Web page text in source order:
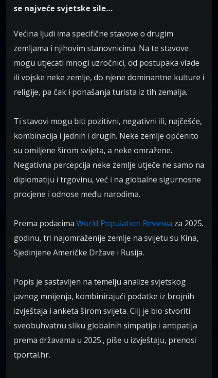
se najveće svjetske sile…
Većina ljudi ima specifične stavove o drugim
zemljama i njihovim stanovnicima. Na te stavove
mogu utjecati mnogi uzročnici, od postupaka vlade
ili vojske neke zemlje, do njene dominantne kulture i
religije, pa čak i ponašanja turista iz tih zemalja.
Ti stavovi mogu biti pozitivni, negativni ili, najčešće,
kombinacija i jednih i drugih. Neke zemlje općenito
su omiljene širom svijeta, a neke omražene.
Negativna percepcija neke zemlje utječe ne samo na
diplomatiju i trgovinu, već i na globalne sigurnosne
procjene i odnose među narodima.
Prema podacima World Population Reviewa za 2025.
godinu, tri najomraženije zemlje na svijetu su Kina,
Sjedinjene Američke Države i Rusija.
Popis je sastavljen na temelju analize svjetskog
javnog mnijenja, kombinirajući podatke iz brojnih
izvještaja i anketa širom svijeta. Cilj je bio stvoriti
sveobuhvatnu sliku globalnih simpatija i antipatija
prema državama u 2025., piše u izvještaju, prenosi
tportal.hr.